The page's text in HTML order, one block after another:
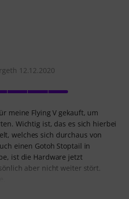
12.12.2020
meine Flying V gekauft, um
Wichtig ist, das es sich hierbei
welches sich durchaus von
einen Gotoh Stoptail in
ist die Hardware jetzt
aber nicht weiter stört.